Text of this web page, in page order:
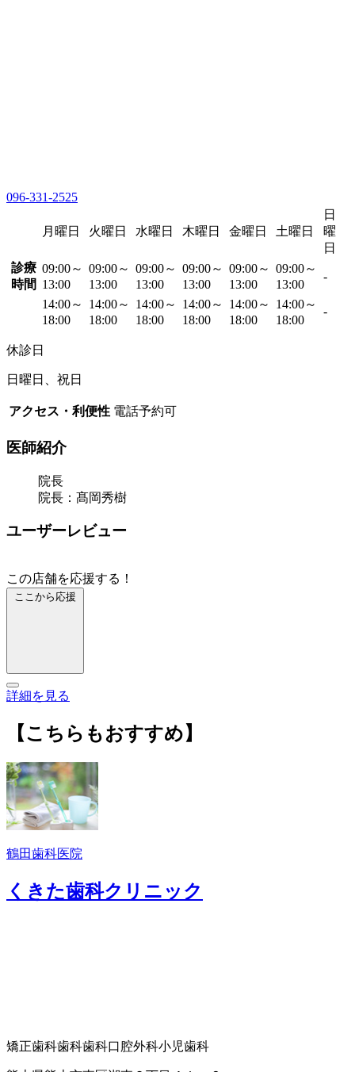
096-331-2525
月曜日 火曜日 水曜日 木曜日 金曜日 土曜日
日
曜
日
診療
時間
09:00～
13:00
09:00～
13:00
09:00～
13:00
09:00～
13:00
09:00～
13:00
09:00～
13:00
-
14:00～
18:00
14:00～
18:00
14:00～
18:00
14:00～
18:00
14:00～
18:00
14:00～
18:00
-
休診日
日曜日、祝日
アクセス・利便性 電話予約可
医師紹介
院長
院長：髙岡秀樹
ユーザーレビュー
この店舗を応援する！
ここから応援
詳細を見る
【こちらもおすすめ】
鶴田歯科医院
くきた歯科クリニック
矯正歯科歯科歯科口腔外科小児歯科